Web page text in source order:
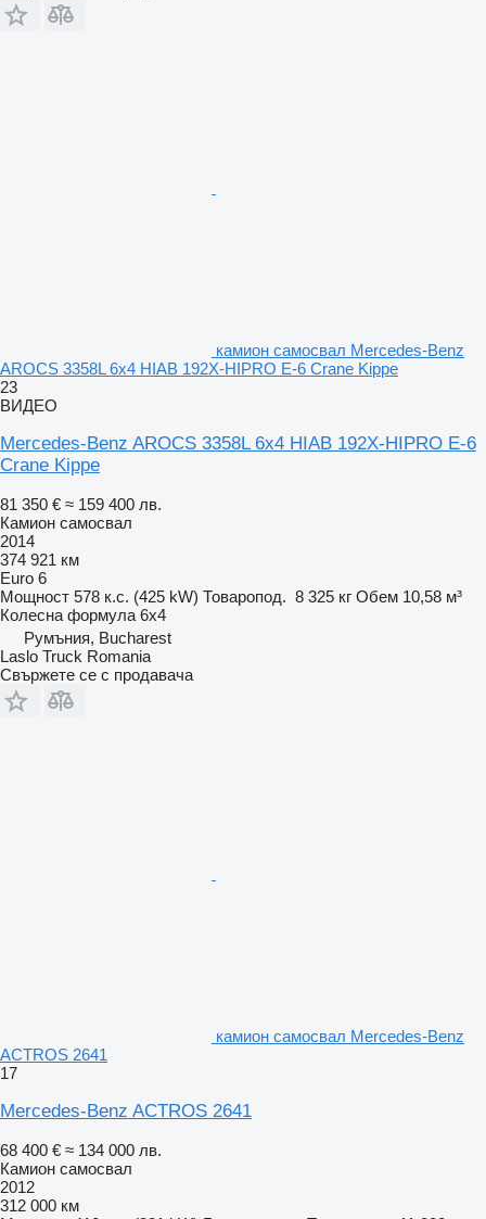
камион самосвал Mercedes-Benz
AROCS 3358L 6x4 HIAB 192X-HIPRO E-6 Crane Kippe
23
ВИДЕО
Mercedes-Benz AROCS 3358L 6x4 HIAB 192X-HIPRO E-6
Crane Kippe
81 350 € ≈ 159 400 лв.
Камион самосвал
2014
374 921 км
Euro 6
Мощност 578 к.с. (425 kW) Товаропод. 8 325 кг Обем 10,58 м³
Колесна формула 6x4
Румъния, Bucharest
Laslo Truck Romania
Свържете се с продавача
камион самосвал Mercedes-Benz
ACTROS 2641
17
Mercedes-Benz ACTROS 2641
68 400 € ≈ 134 000 лв.
Камион самосвал
2012
312 000 км